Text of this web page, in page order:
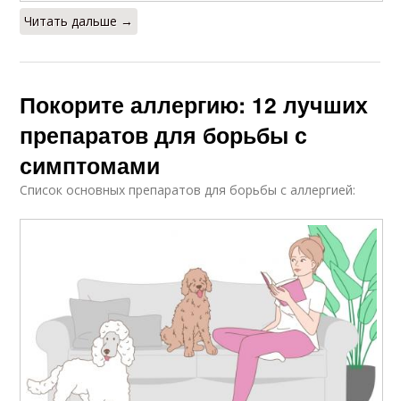
Читать дальше →
Покорите аллергию: 12 лучших
препаратов для борьбы с
симптомами
Список основных препаратов для борьбы с аллергией: